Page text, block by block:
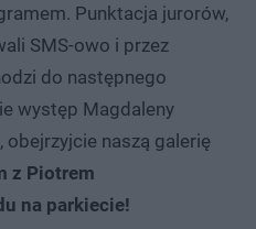
Punktacja jurorów,
SMS-owo i przez
do następnego
występ Magdaleny
obejrzyjcie naszą galerię
z Piotrem
na parkiecie!